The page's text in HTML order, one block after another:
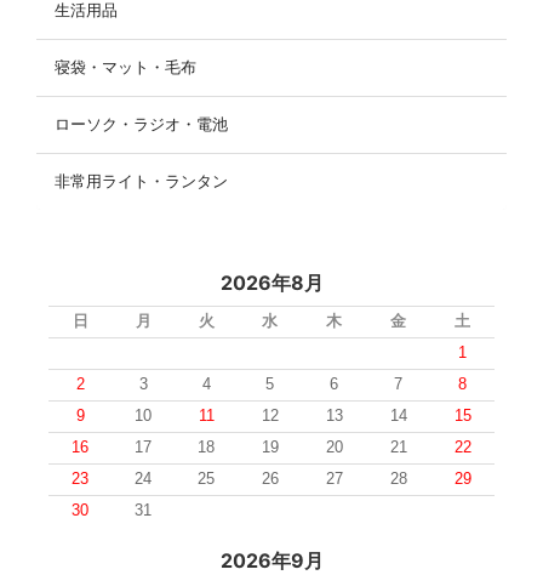
生活用品
寝袋・マット・毛布
ローソク・ラジオ・電池
非常用ライト・ランタン
2026年8月
日 月 火 水 木 金
土
1
2
3 4 5 6 7
8
9
10 11 12 13 14
15
16
17 18 19 20 21
22
23
24 25 26 27 28
29
30
31
2026年9月